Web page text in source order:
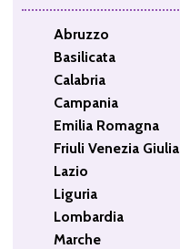
Abruzzo
Basilicata
Calabria
Campania
Emilia Romagna
Friuli Venezia Giulia
Lazio
Liguria
Lombardia
Marche